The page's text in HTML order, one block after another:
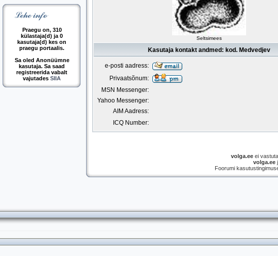
Praegu on, 310
külastaja(d) ja 0
kasutaja(d) kes on
praegu portaalis.
Sa oled Anonüümne
kasutaja. Sa saad
registreerida vabalt
vajutades SIIA
Seltsimees
Kasutaja kontakt andmed: kod. Medvedjev
e-posti aadress:
Privaatsõnum:
MSN Messenger:
Yahoo Messenger:
AIM Aadress:
ICQ Number:
volga.eeei vastuta
volga.ee
Foorumi